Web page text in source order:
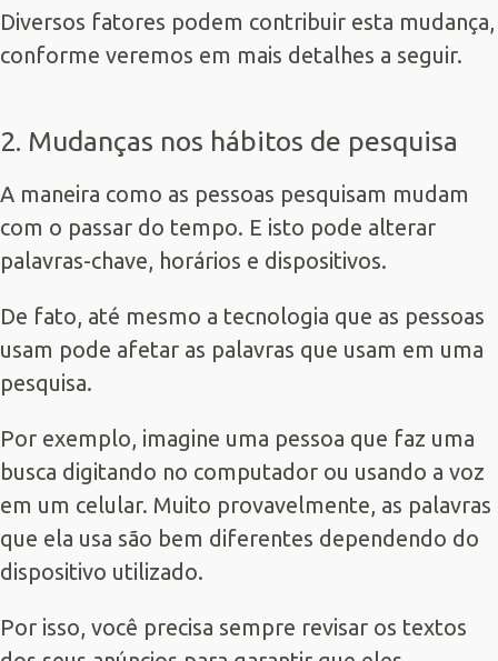
Diversos fatores podem contribuir esta mudança,
conforme veremos em mais detalhes a seguir.
2. Mudanças nos hábitos de pesquisa
A maneira como as pessoas pesquisam mudam
com o passar do tempo. E isto pode alterar
palavras-chave, horários e dispositivos.
De fato, até mesmo a tecnologia que as pessoas
usam pode afetar as palavras que usam em uma
pesquisa.
Por exemplo, imagine uma pessoa que faz uma
busca digitando no computador ou usando a voz
em um celular. Muito provavelmente, as palavras
que ela usa são bem diferentes dependendo do
dispositivo utilizado.
Por isso, você precisa sempre revisar os textos